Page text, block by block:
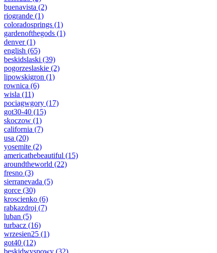
buenavista (2)
riogrande (1)
coloradosprings (1)
gardenofthegods (1)
denver(1)
english (65)
beskidslaski (39)
pogorzeslaskie (2)
lipowskigron (1)
rownica (6)
wisla (11)
pociagwgory (17)
got30-40 (15)
skoczow (1)
california (7)
usa (20)
yosemite (2)
americathebeautiful (15)
aroundtheworld (22)
fresno (3)
sierranevada (5)
gorce (30)
kroscienko (6)
rabkazdroj (7)
luban (5)
turbacz (16)
wrzesien25 (1)
got40 (12)